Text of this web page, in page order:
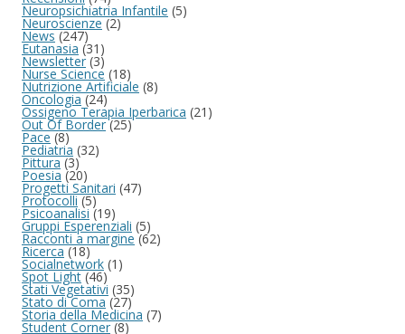
Neuropsichiatria Infantile (5)
Neuroscienze(2)
News(247)
Eutanasia (31)
Newsletter (3)
Nurse Science (18)
Nutrizione Artificiale (8)
Oncologia(24)
Ossigeno Terapia Iperbarica (21)
Out Of Border(25)
Pace(8)
Pediatria (32)
Pittura(3)
Poesia (20)
Progetti Sanitari (47)
Protocolli(5)
Psicoanalisi (19)
Gruppi Esperenziali (5)
Racconti a margine (62)
Ricerca(18)
Socialnetwork (1)
Spot Light(46)
Stati Vegetativi (35)
Stato di Coma(27)
Storia della Medicina (7)
Student Corner(8)